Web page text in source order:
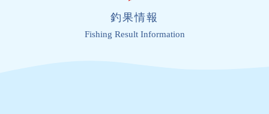
釣果情報
Fishing Result Information